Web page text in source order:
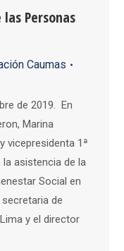
Personas
Caumas
de 2019. En
Marina
vicepresidenta 1ª
la asistencia de la
Social en
de
y el director